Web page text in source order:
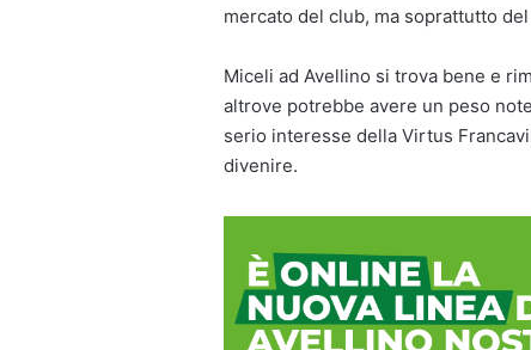
mercato del club, ma soprattutto
Miceli ad Avellino si trova bene e
altrove potrebbe avere un peso
serio interesse della Virtus
divenire.